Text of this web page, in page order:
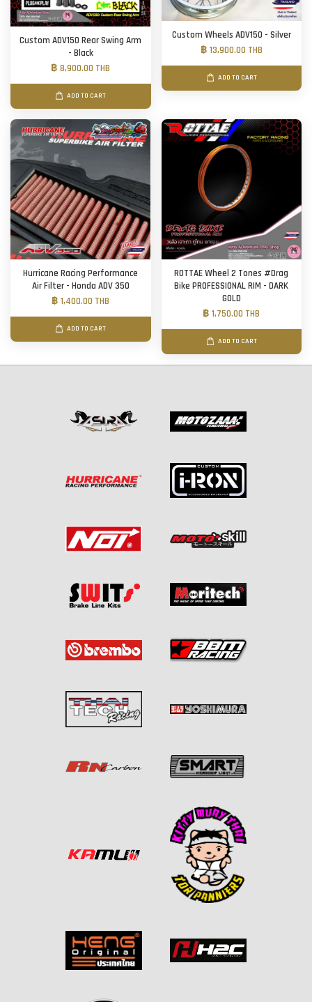
Custom ADV150 Rear Swing Arm
- Black
฿ 8,900.00 THB
ADD TO CART
Custom Wheels ADV150 - Silver
฿ 13,900.00 THB
ADD TO CART
Hurricane Racing Performance
Air Filter - Honda ADV 350
฿ 1,400.00 THB
ADD TO CART
ROTTAE Wheel 2 Tones #Drag
Bike PROFESSIONAL RIM - DARK
GOLD
฿ 1,750.00 THB
ADD TO CART